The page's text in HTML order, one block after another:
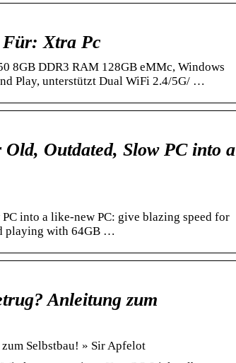
Für: Xtra Pc
8GB DDR3 RAM 128GB eMMc, Windows
Play, unterstützt Dual WiFi 2.4/5G/ …
Outdated, Slow PC into a
into a like-new PC: give blazing speed for
playing with 64GB …
Anleitung zum
Selbstbau! » Sir Apfelot